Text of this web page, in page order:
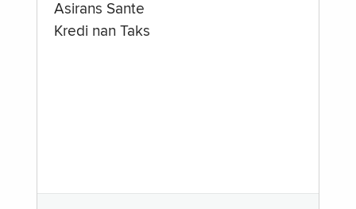
Asirans Sante
Kredi nan Taks